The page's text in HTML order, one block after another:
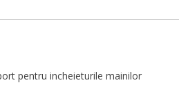
pentru incheieturile mainilor